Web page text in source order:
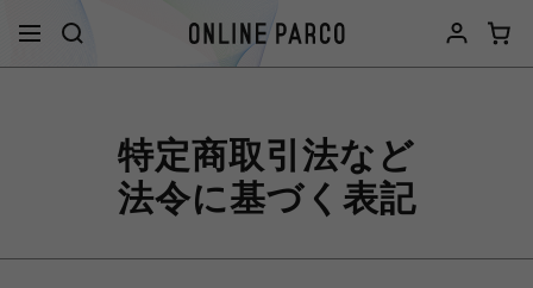
特定商取引法など
法令に基づく表記